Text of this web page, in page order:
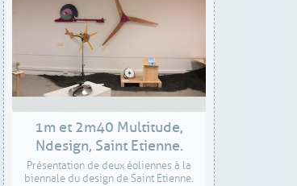
1m et 2m40 Multitude,
Ndesign, Saint Etienne.
Présentation de deux éoliennes à la
biennale du design de Saint Etienne.